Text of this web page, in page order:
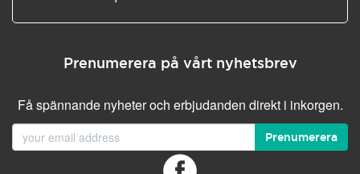
Prenumerera på vårt nyhetsbrev
Få spännande nyheter och erbjudanden direkt i inkorgen.
Prenumerera